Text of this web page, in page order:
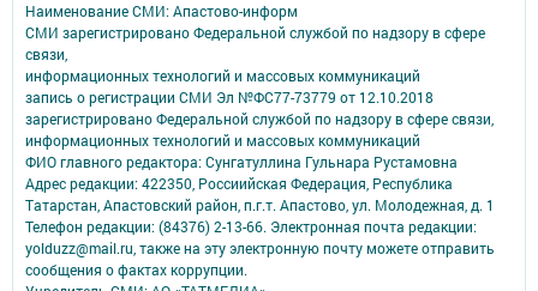
Наименование СМИ: Апастово-информ
СМИ зарегистрировано Федеральной службой по надзору в сфере
связи,
информационных технологий и массовых коммуникаций
запись о регистрации СМИ Эл №ФС77-73779 от 12.10.2018
зарегистрировано Федеральной службой по надзору в сфере связи,
информационных технологий и массовых коммуникаций
ФИО главного редактора: Сунгатуллина Гульнара Рустамовна
Адрес редакции: 422350, Россиийская Федерация, Республика
Татарстан, Апастовский район, п.г.т. Апастово, ул. Молодежная, д. 1
Телефон редакции: (84376) 2-13-66. Электронная почта редакции:
yolduzz@mail.ru, также на эту электронную почту можете отправить
сообщения о фактах коррупции.